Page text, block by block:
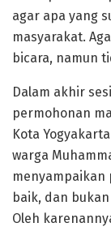
agar apa yang
masyarakat.
bicara, namun
Dalam akhir
permohonan
Kota
warga
baik, dan
Oleh